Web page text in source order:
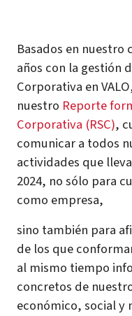
Basados en
años con la gestión
Corporativa en
nuestro Reporte
Corporativa (RSC),
comunicar a todos
actividades que
2024, no sólo para
como empresa,
sino también para
de los que
al mismo tiempo
concretos de
económico, social y